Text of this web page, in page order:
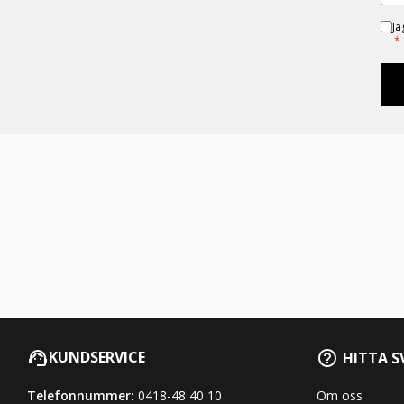
*
KUNDSERVICE
Telefonnummer: 0418-48 40 10
HITTA
Om oss